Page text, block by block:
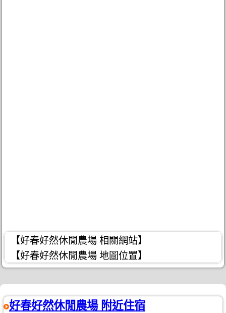
【好春好然休閒農場 相關網站】
【好春好然休閒農場 地圖位置】
好春好然休閒農場 附近住宿